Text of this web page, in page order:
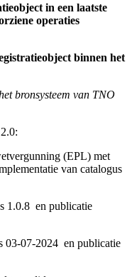
in een laatste
operaties
binnen het
bronsysteem van TNO
(EPL) met
van catalogus
1.0.8 en publicatie
03-07-2024 en publicatie